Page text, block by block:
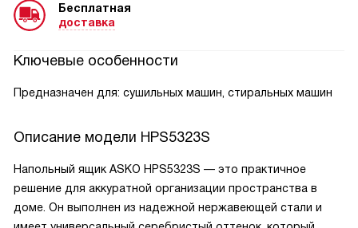
Бесплатная
доставка
Ключевые особенности
Предназначен для: сушильных машин, стиральных машин
Описание модели HPS5323S
Напольный ящик ASKO HPS5323S — это практичное
решение для аккуратной организации пространства в
доме. Он выполнен из надежной нержавеющей стали и